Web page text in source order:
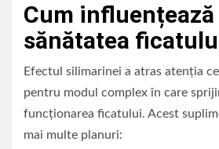
Cum
sănătatea
Efectul silimarinei a atras atenția
pentru modul complex în care
funcționarea ficatului. Acest
mai multe planuri: